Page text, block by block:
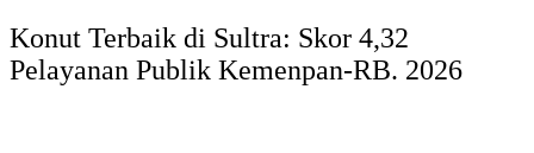
Konut Terbaik di Sultra: Skor 4,32
Pelayanan Publik Kemenpan-RB. 2026